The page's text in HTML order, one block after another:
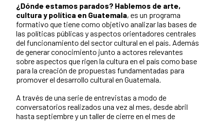
¿Dónde estamos parados? Hablemos de arte,
cultura y política en Guatemala, es un programa
formativo que tiene como objetivo analizar las bases de
las políticas públicas y aspectos orientadores centrales
del funcionamiento del sector cultural en el país. Además
de generar conocimiento junto a actores relevantes
sobre aspectos que rigen la cultura en el país como base
para la creación de propuestas fundamentadas para
promover el desarrollo cultural en Guatemala.
A través de una serie de entrevistas a modo de
conversatorios realizados una vez al mes, desde abril
hasta septiembre y un taller de cierre en el mes de